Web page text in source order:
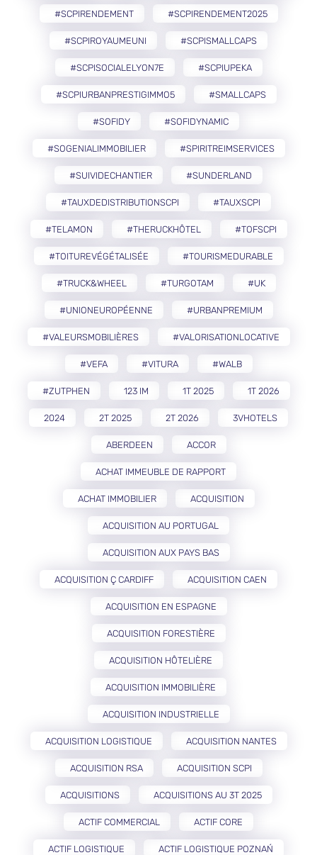
#SCPIRENDEMENT #SCPIRENDEMENT2025
#SCPIROYAUMEUNI #SCPISMALLCAPS
#SCPISOCIALELYON7E #SCPIUPEKA
#SCPIURBANPRESTIGIMMO5 #SMALLCAPS
#SOFIDY #SOFIDYNAMIC
#SOGENIALIMMOBILIER #SPIRITREIMSERVICES
#SUIVIDECHANTIER #SUNDERLAND
#TAUXDEDISTRIBUTIONSCPI #TAUXSCPI
#TELAMON #THERUCKHÔTEL #TOFSCPI
#TOITUREVÉGÉTALISÉE #TOURISMEDURABLE
#TRUCK&WHEEL #TURGOTAM #UK
#UNIONEUROPÉENNE #URBANPREMIUM
#VALEURSMOBILIÈRES #VALORISATIONLOCATIVE
#VEFA #VITURA #WALB
#ZUTPHEN 123 IM 1T 2025 1T 2026
2024 2T 2025 2T 2026 3VHOTELS
ABERDEEN ACCOR
ACHAT IMMEUBLE DE RAPPORT
ACHAT IMMOBILIER ACQUISITION
ACQUISITION AU PORTUGAL
ACQUISITION AUX PAYS BAS
ACQUISITION Ç CARDIFF ACQUISITION CAEN
ACQUISITION EN ESPAGNE
ACQUISITION FORESTIÈRE
ACQUISITION HÔTELIÈRE
ACQUISITION IMMOBILIÈRE
ACQUISITION INDUSTRIELLE
ACQUISITION LOGISTIQUE ACQUISITION NANTES
ACQUISITION RSA ACQUISITION SCPI
ACQUISITIONS ACQUISITIONS AU 3T 2025
ACTIF COMMERCIAL ACTIF CORE
ACTIF LOGISTIQUE ACTIF LOGISTIQUE POZNAŃ